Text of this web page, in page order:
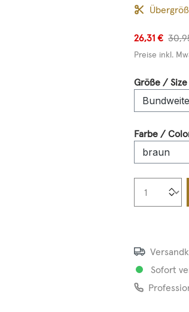
26,31 €
Preise inkl.
Größe / Size
Farbe /
Sofort